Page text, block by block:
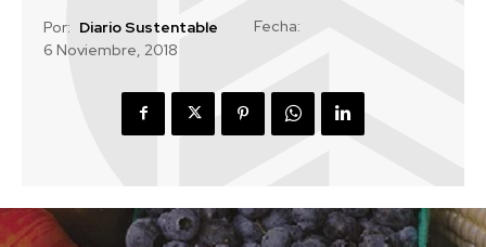
Por: Diario Sustentable
Fecha:
6 Noviembre, 2018